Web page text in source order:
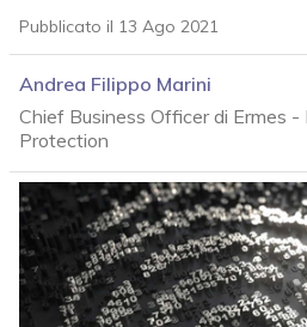
Pubblicato il 13 Ago 2021
Andrea Filippo Marini
Chief Business Officer di Ermes
Protection